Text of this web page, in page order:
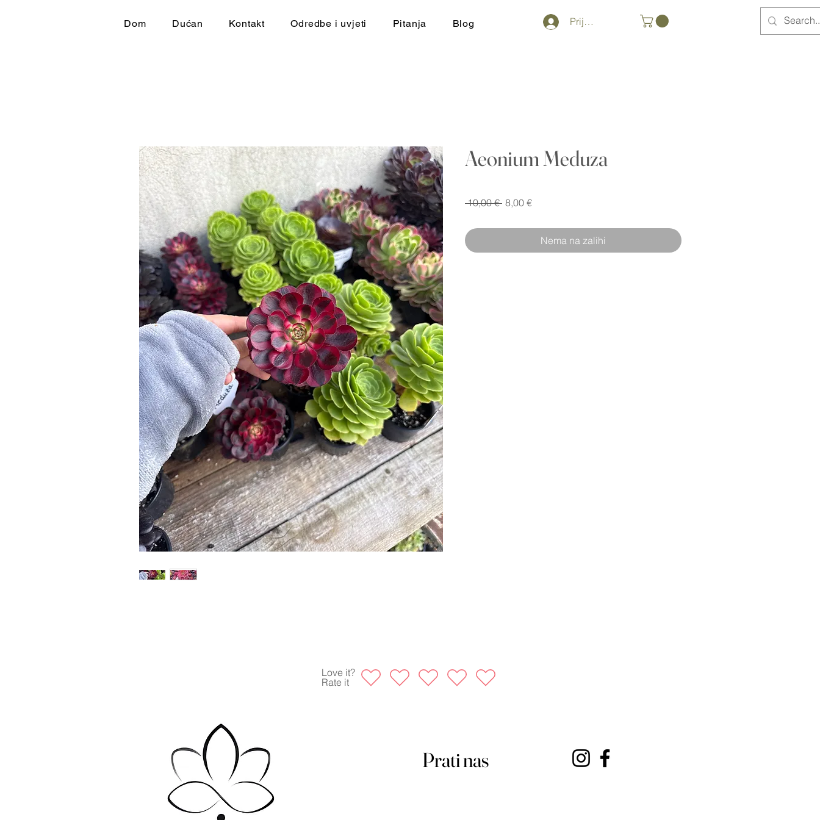
Dom Dućan Kontakt Odredbe i uvjeti Pitanja Blog Prijava
Aeonium Meduza
10,00 € Redovna
8,00 €Cijena
popustom
Nema na zalihi
Love it?
Rate it
Prati nas